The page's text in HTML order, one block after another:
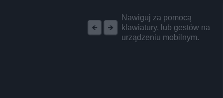
Nawiguj za pomocą
klawiatury, lub gestów na
urządzeniu mobilnym.